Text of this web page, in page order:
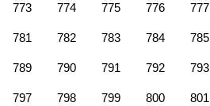
773 774 775 776 777
781 782 783 784 785
789 790 791 792 793
797 798 799 800 801